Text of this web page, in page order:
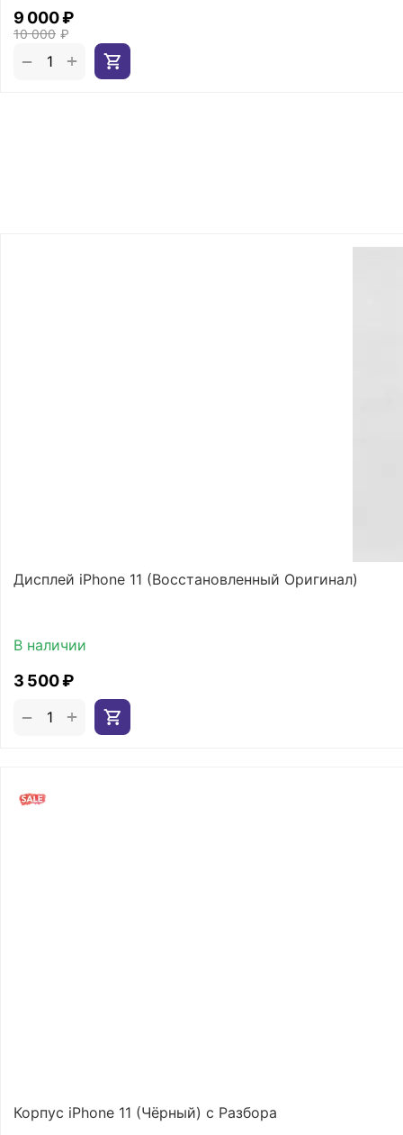
10 000 ₽
9 000₽
+
−
Дисплей iPhone 11 (Восстановленный Оригинал)
В наличии
3 500₽
+
−
Корпус iPhone 11 (Чёрный) с Разбора